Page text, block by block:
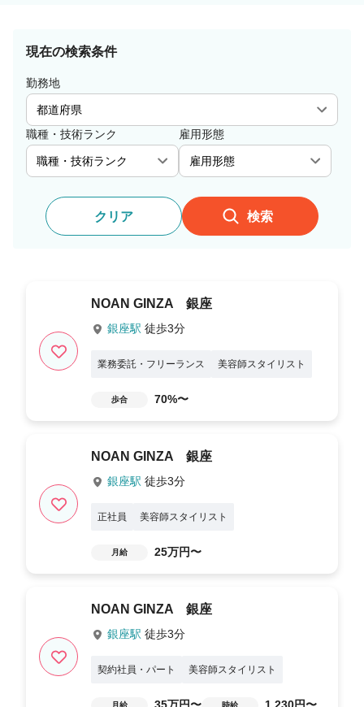
現在の検索条件
勤務地
職種・技術ランク 雇用形態
クリア 検索
NOAN GINZA 銀座
銀座駅 徒歩3分
業務委託・フリーランス 美容師スタイリスト
歩合 70%〜
NOAN GINZA 銀座
銀座駅 徒歩3分
正社員 美容師スタイリスト
月給 25万円〜
NOAN GINZA 銀座
銀座駅 徒歩3分
契約社員・パート 美容師スタイリスト
月給 時給